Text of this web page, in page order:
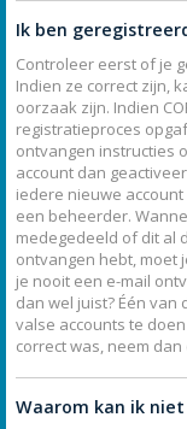
Ik ben
Controleer eerst of je
Indien ze correct zijn,
oorzaak zijn. Indien
registratieproces
ontvangen instructies
account dan
iedere nieuwe
een beheerder.
medegedeeld of dit al
ontvangen hebt, moet
je nooit een e-mail
dan wel juist? Één
valse accounts te
correct was, neem
Waarom kan ik